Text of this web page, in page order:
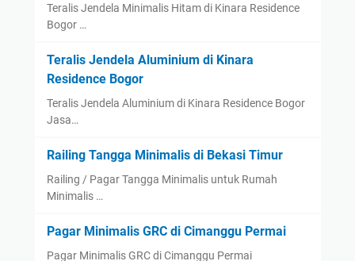
Teralis Jendela Minimalis Hitam di Kinara Residence
Bogor …
Teralis Jendela Aluminium di Kinara
Residence Bogor
Teralis Jendela Aluminium di Kinara Residence Bogor
Jasa…
Railing Tangga Minimalis di Bekasi Timur
Railing / Pagar Tangga Minimalis untuk Rumah
Minimalis …
Pagar Minimalis GRC di Cimanggu Permai
Pagar Minimalis GRC di Cimanggu Permai